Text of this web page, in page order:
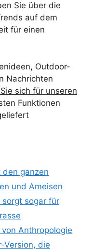
Sie über die
auf dem
für einen
Outdoor-
Nachrichten
sich für unseren
Funktionen
ganzen
und Ameisen
sorgt sogar für
Anthropologie
Version, die